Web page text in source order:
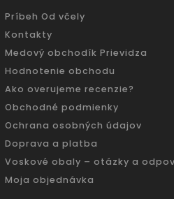
Príbeh Od včely
Kontakty
Medový obchodík Prievidza
Hodnotenie obchodu
Ako overujeme recenzie?
Obchodné podmienky
Ochrana osobných údajov
Doprava a platba
Voskové obaly – otázky a
Moja objednávka